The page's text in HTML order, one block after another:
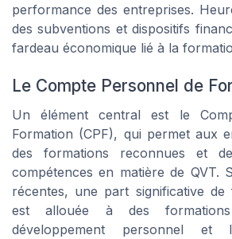
performance des entreprises.
des subventions et dispositifs
fardeau économique lié à la
Le Compte Personnel de
Un élément central est le
Formation (CPF), qui permet aux
des formations reconnues et
compétences en matière de QVT.
récentes, une part significative de
est allouée à des
développement personnel et